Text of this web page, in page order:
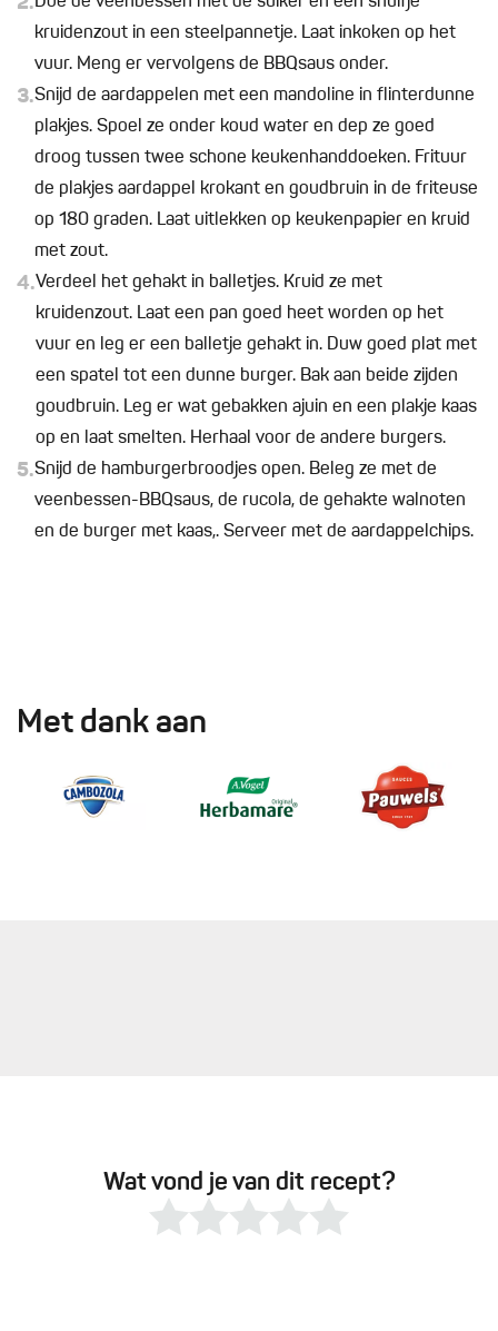
kruidenzout in een steelpannetje. Laat inkoken op het
vuur. Meng er vervolgens de BBQsaus onder.
3.Snijd de aardappelen met een mandoline in flinterdunne
plakjes. Spoel ze onder koud water en dep ze goed
droog tussen twee schone keukenhanddoeken. Frituur
de plakjes aardappel krokant en goudbruin in de friteuse
op 180 graden. Laat uitlekken op keukenpapier en kruid
met zout.
4.Verdeel het gehakt in balletjes. Kruid ze met
kruidenzout. Laat een pan goed heet worden op het
vuur en leg er een balletje gehakt in. Duw goed plat met
een spatel tot een dunne burger. Bak aan beide zijden
goudbruin. Leg er wat gebakken ajuin en een plakje kaas
op en laat smelten. Herhaal voor de andere burgers.
5.Snijd de hamburgerbroodjes open. Beleg ze met de
veenbessen-BBQsaus, de rucola, de gehakte walnoten
en de burger met kaas,. Serveer met de aardappelchips.
Met dank aan
Wat vond je van dit recept?